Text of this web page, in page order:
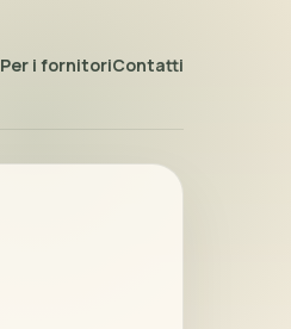
Per i fornitoriContatti